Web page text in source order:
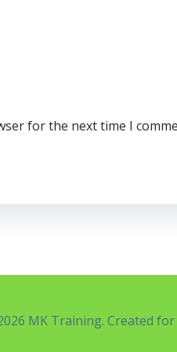
for the next time I
MK Training. Created